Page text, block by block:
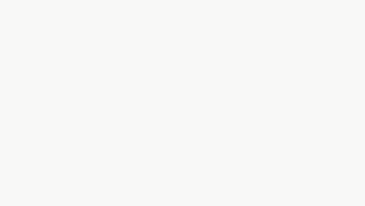
Лучше быть оптимистом,
растить себе холм от того, что
Я не хочу никого ни к чему
совесть, и каждый питает свое
себя даже не патриотом, а
идет война, и ты ничего для